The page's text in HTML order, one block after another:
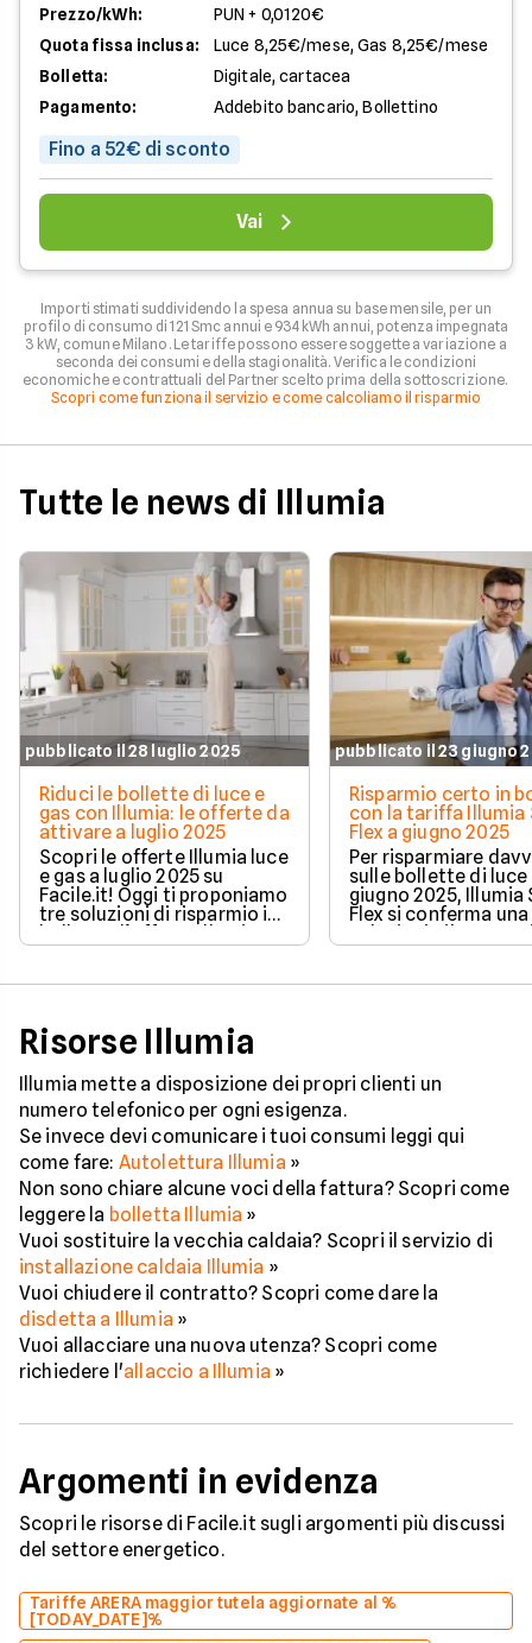
Prezzo/kWh:
PUN + 0,0120€
Quota fissa inclusa:
Luce 8,25€/mese, Gas 8,25€/mese
Bolletta:
Digitale, cartacea
Pagamento:
Addebito bancario, Bollettino
Fino a 52€ di sconto
Vai
Importi stimati suddividendo la spesa annua su base mensile, per un
profilo di consumo di 121 Smc annui e 934 kWh annui, potenza impegnata
3 kW, comune Milano. Le tariffe possono essere soggette a variazione a
seconda dei consumi e della stagionalità. Verifica le condizioni
economiche e contrattuali del Partner scelto prima della sottoscrizione.
Scopri come funziona il servizio e come calcoliamo il risparmio
Tutte le news di Illumia
pubblicato il 28 luglio 2025
Riduci le bollette di luce e
gas con Illumia: le offerte da
attivare a luglio 2025
Scopri le offerte Illumia luce
e gas a luglio 2025 su
Facile.it! Oggi ti proponiamo
tre soluzioni di risparmio in
bolletta: l’offerta Illumia
Dual Fuel e le rispettive
Illumia. Non attendere oltre:
puoi risparmiare con Illumia.
pubblicato il 23 giugno
Risparmio certo in
con la tariffa Illumia
Flex a giugno 2025
Per risparmiare
sulle bollette di luce
giugno 2025, Illumia
Flex si conferma
soluzioni più
mercato.
Risorse Illumia
Illumia mette a disposizione dei propri clienti un
numero telefonico per ogni esigenza.
Se invece devi comunicare i tuoi consumi leggi qui
come fare: Autolettura Illumia »
Non sono chiare alcune voci della fattura? Scopri come
leggere la bolletta Illumia »
Vuoi sostituire la vecchia caldaia? Scopri il servizio di
installazione caldaia Illumia »
Vuoi chiudere il contratto? Scopri come dare la
disdetta a Illumia »
Vuoi allacciare una nuova utenza? Scopri come
richiedere l'allaccio a Illumia »
Argomenti in evidenza
Scopri le risorse di Facile.it sugli argomenti più discussi
del settore energetico.
Tariffe ARERA maggior tutela aggiornate al %
[TODAY_DATE]%